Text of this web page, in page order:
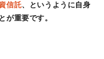
信託、というように自身
が重要です。